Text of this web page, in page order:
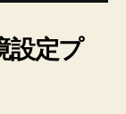
設定プ